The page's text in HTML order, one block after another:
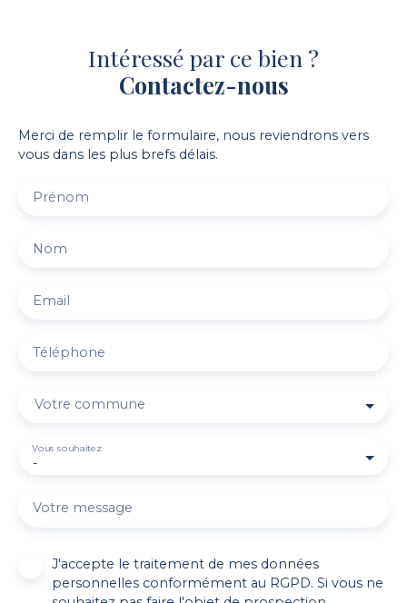
Intéressé par ce bien ?
Contactez-nous
Merci de remplir le formulaire, nous reviendrons vers
vous dans les plus brefs délais.
Prénom
Nom
Email
Téléphone
Votre commune
-
Vous souhaitez
Votre message
J'accepte le traitement de mes données
personnelles conformément au RGPD. Si vous ne